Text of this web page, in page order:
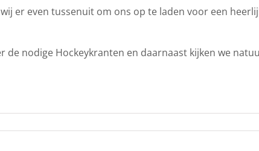
er even tussenuit om ons op te laden voor een
nodige Hockeykranten en daarnaast kijken we